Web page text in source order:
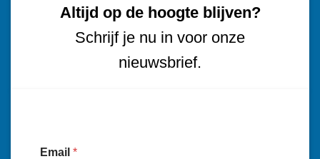
Altijd op de hoogte blijven?
Schrijf je nu in voor onze
nieuwsbrief.
Email *